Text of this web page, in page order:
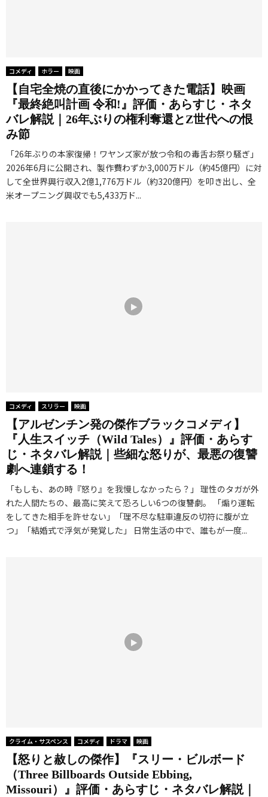
コメディ ホラー 映画
【自宅全焼の直後にかかってきた電話】映画
『最終絶叫計画 令和!』評価・あらすじ・ネタ
バレ解説｜26年ぶりの権利奪還とZ世代への恨
み節
「26年ぶりの本家復帰！ワヤンズ家が放つ令和の毒舌お祭り騒ぎ」
2026年6月に公開され、製作費わずか3,000万ドル（約45億円）に対
して全世界興行収入2億1,776万ドル（約320億円）を叩き出し、全
米オープニング興収でも5,433万ド...
コメディ スリラー 映画
【アルゼンチン発の傑作ブラックコメディ】
『人生スイッチ（Wild Tales）』評価・あらす
じ・ネタバレ解説｜些細な怒りが、最悪の復讐
劇へ連鎖する！
「もしも、あの時『怒り』を我慢しなかったら？」 理性のタガが外
れた人間たちの、最高に笑えて恐ろしい6つの復讐劇。 「煽り運転
をしてきた相手を許せない」「理不尽な駐車違反の切符に腹が立
つ」「結婚式で浮気が発覚した」 日常生活の中で、誰もが一度...
クライム・サスペンス コメディ ドラマ 映画
【怒りと赦しの傑作】『スリー・ビルボード
（Three Billboards Outside Ebbing,
Missouri）』評価・あらすじ・ネタバレ解説｜